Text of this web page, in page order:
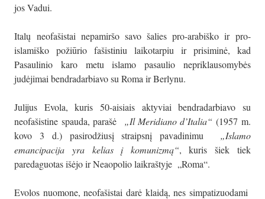
jos Vadui.
Italų neofašistai nepamiršo savo šalies pro-arabiško ir pro-
islamiško požiūrio fašistiniu laikotarpiu ir prisiminė, kad
Pasaulinio karo metu islamo pasaulio nepriklausomybės
judėjimai bendradarbiavo su Roma ir Berlynu.
Julijus Evola, kuris 50-aisiais aktyviai bendradarbiavo su
neofašistine spauda, parašė „Il Meridiano d’Italia“ (1957 m.
kovo 3 d.) pasirodžiusį straipsnį pavadinimu „Islamo
emancipacija yra kelias į komunizmą“, kuris šiek tiek
paredaguotas išėjo ir Neaopolio laikraštyje „Roma“.
Evolos nuomone, neofašistai darė klaidą, nes simpatizuodami